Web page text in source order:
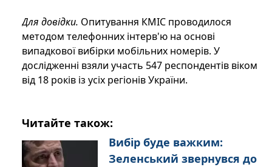
Для довідки. Опитування КМІС проводилося
методом телефонних інтерв'ю на основі
випадкової вибірки мобільних номерів. У
дослідженні взяли участь 547 респондентів віком
від 18 років із усіх регіонів України.
Читайте також:
Вибір буде важким:
Зеленський звернувся до